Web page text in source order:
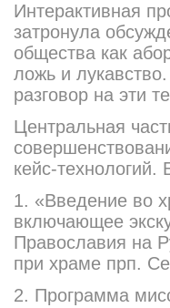
Интерактивная
затронула
общества как
ложь и
разговор на эти
Центральная
кейс-
1. «Введение во
включающее
Православия на
при храме прп.
2. Программа